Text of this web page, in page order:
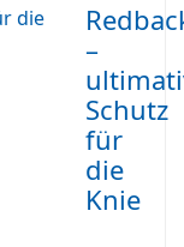
–
Schutz
für
die
Knie